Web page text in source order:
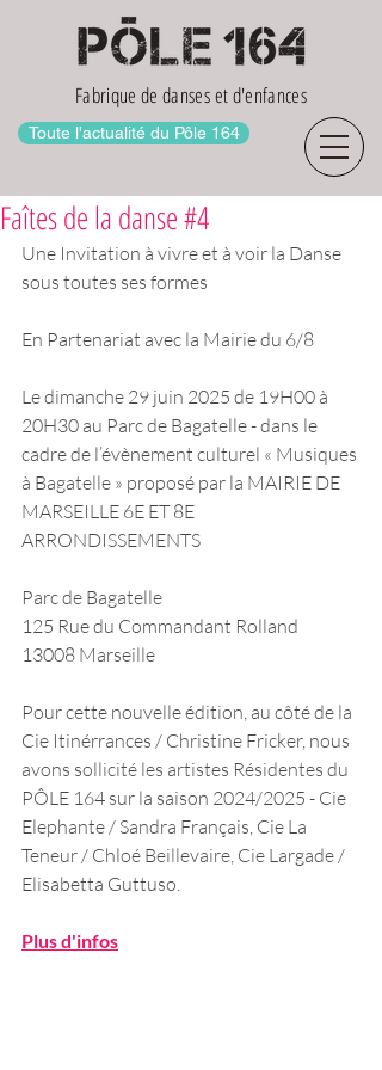
Fabrique de danses et d'enfances
Toute l'actualité du Pôle 164
Faîtes de la danse #4
Une Invitation à vivre et à voir la Danse
sous toutes ses formes
En Partenariat avec la Mairie du 6/8
Le dimanche 29 juin 2025 de 19H00 à
20H30 au Parc de Bagatelle - dans le
cadre de l’évènement culturel « Musiques
à Bagatelle » proposé par la MAIRIE DE
MARSEILLE 6E ET 8E
ARRONDISSEMENTS
Parc de Bagatelle
125 Rue du Commandant Rolland
13008 Marseille
Pour cette nouvelle édition, au côté de la
Cie Itinérrances / Christine Fricker, nous
avons sollicité les artistes Résidentes du
PÔLE 164 sur la saison 2024/2025 - Cie
Elephante / Sandra Français, Cie La
Teneur / Chloé Beillevaire, Cie Largade /
Elisabetta Guttuso.
Plus d'infos